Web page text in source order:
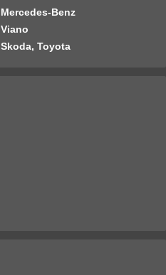
Mercedes-Benz
Viano
Skoda, Toyota